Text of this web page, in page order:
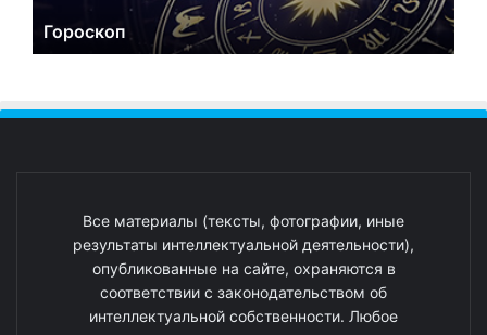
Гороскоп
Все материалы (тексты, фотографии, иные
результаты интеллектуальной деятельности),
опубликованные на сайте, охраняются в
соответствии с законодательством об
интеллектуальной собственности. Любое